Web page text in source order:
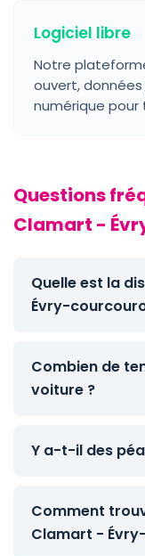
Logiciel libre
Notre
ouvert,
numérique
Questions
Clamart -
Quelle est la
Évry-
Combien de
voiture ?
Y a-t-il des
Comment
Clamart -